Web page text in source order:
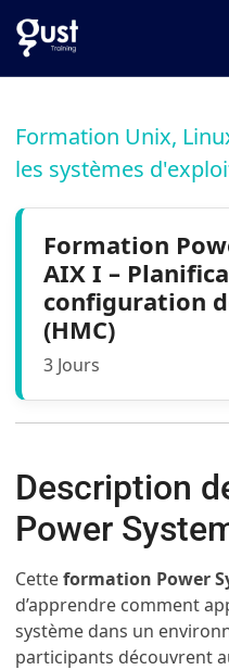
Formation Unix,
les systèmes
Formation
AIX I –
configuration
(HMC)
3 Jours
Description
Power
Cetteformation Power
d’apprendre comment
système dans un
participants découvrent